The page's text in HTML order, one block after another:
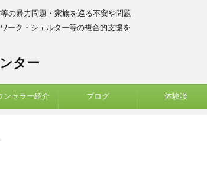
の暴力問題・家族を巡る不安や問題
ーク・シェルター等の複合的支援を
ター
ンセラー紹介 ブログ 体験談